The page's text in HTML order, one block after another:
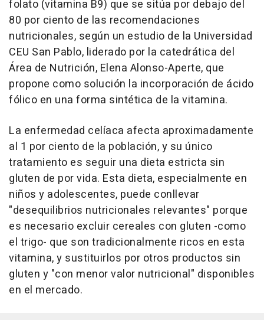
folato (vitamina B9) que se sitúa por debajo del
80 por ciento de las recomendaciones
nutricionales, según un estudio de la Universidad
CEU San Pablo, liderado por la catedrática del
Área de Nutrición, Elena Alonso-Aperte, que
propone como solución la incorporación de ácido
fólico en una forma sintética de la vitamina.
La enfermedad celíaca afecta aproximadamente
al 1 por ciento de la población, y su único
tratamiento es seguir una dieta estricta sin
gluten de por vida. Esta dieta, especialmente en
niños y adolescentes, puede conllevar
"desequilibrios nutricionales relevantes" porque
es necesario excluir cereales con gluten -como
el trigo- que son tradicionalmente ricos en esta
vitamina, y sustituirlos por otros productos sin
gluten y "con menor valor nutricional" disponibles
en el mercado.